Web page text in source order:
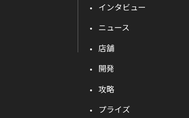
インタビュー
ニュース
店舗
開発
攻略
プライズ